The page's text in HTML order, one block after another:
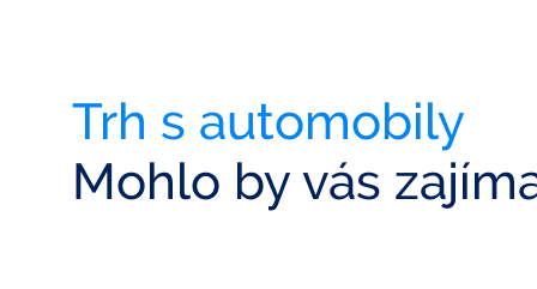
Trh s automobily
Mohlo by vás